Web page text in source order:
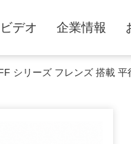
ビデオ 企業情報
シリーズ フレンズ 搭載